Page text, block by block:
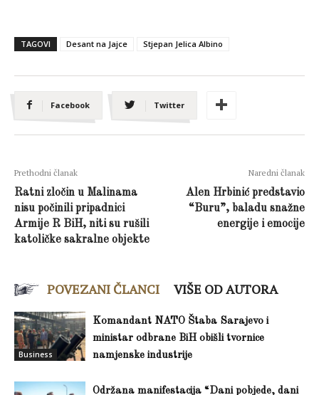
TAGOVI Desant na Jajce Stjepan Jelica Albino
Facebook Twitter
Prethodni članak
Ratni zločin u Malinama
nisu počinili pripadnici
Armije R BiH, niti su rušili
katoličke sakralne objekte
Naredni članak
Alen Hrbinić predstavio
“Buru”, baladu snažne
energije i emocije
POVEZANI ČLANCI VIŠE OD AUTORA
Business
Komandant NATO Štaba Sarajevo i
ministar odbrane BiH obišli tvornice
namjenske industrije
Održana manifestacija “Dani pobjede, dani